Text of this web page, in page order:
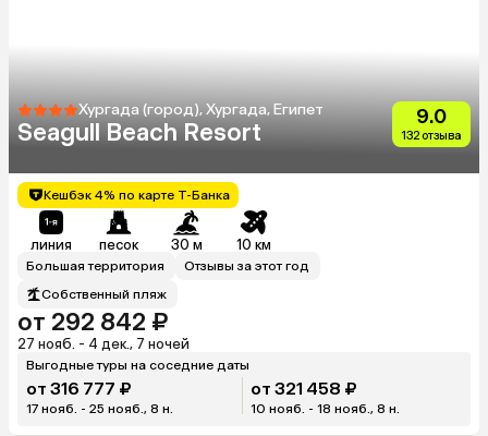
Хургада (город), Хургада, Египет
Seagull Beach Resort
9.0
132 отзыва
Кешбэк 4% по карте Т-Банка
линия песок 30 м 10 км
Большая территория
Отзывы за этот год
Собственный пляж
от 292 842 ₽
27 нояб. - 4 дек., 7 ночей
Выгодные туры на соседние даты
от 316 777 ₽
17 нояб. - 25 нояб., 8 н.
от 321 458 ₽
10 нояб. - 18 нояб., 8 н.